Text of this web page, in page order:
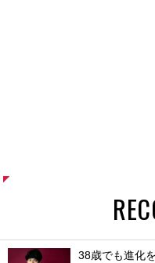
38歳でも進化